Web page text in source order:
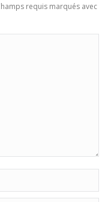
requis marqués avec